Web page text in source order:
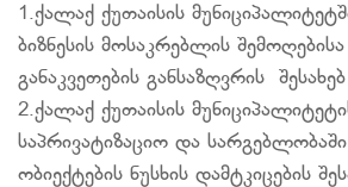
1.ქალაქ ქუთაისის
ბიზნესის მოსაკრებლის
განაკვეთების განსაზღვრის შესახებ
2.ქალაქ ქუთაისის
საპრივატიზაციო და სარგებლობაში
ობიექტების ნუსხის დამტკიცების